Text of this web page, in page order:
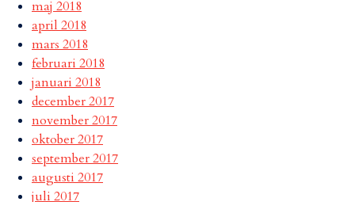
maj 2018
april 2018
mars 2018
februari 2018
januari 2018
december 2017
november 2017
oktober 2017
september 2017
augusti 2017
juli 2017